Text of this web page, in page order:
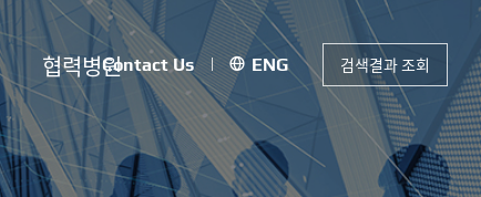
협력병원Contact Us ENG 검색결과 조회